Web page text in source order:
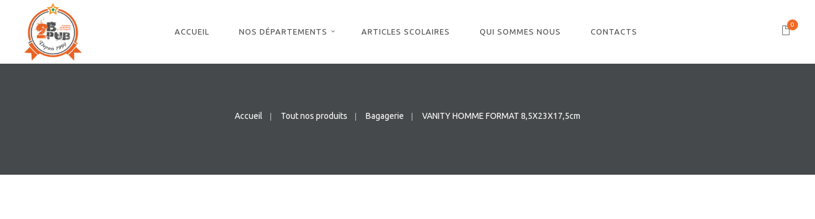
ACCUEIL NOS DÉPARTEMENTS ARTICLES SCOLAIRES QUI SOMMES NOUS CONTACTS
0
Accueil Tout nos produits Bagagerie VANITY HOMME FORMAT 8,5X23X17,5cm